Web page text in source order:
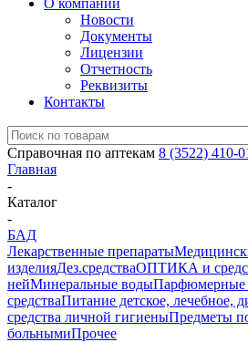
О компании
Новости
Документы
Лицензии
Отчетность
Реквизиты
Контакты
Справочная по аптекам 8 (3522) 410-
Главная
-
Каталог
-
БАД
Лекарственные препараты
изделияДез.средстваОПТИКА и
нейМинеральные водыПарфюмерные
средстваПитание детское, лечебное,
средства личной гигиеныПредметы
больнымиПрочее